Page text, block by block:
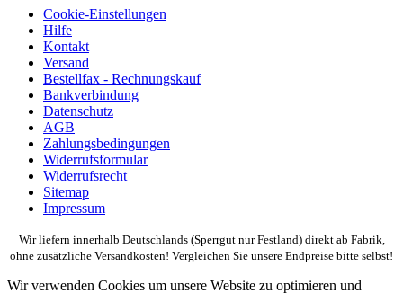
Cookie-Einstellungen
Hilfe
Kontakt
Versand
Bestellfax - Rechnungskauf
Bankverbindung
Datenschutz
AGB
Zahlungsbedingungen
Widerrufsformular
Widerrufsrecht
Sitemap
Impressum
Wir liefern innerhalb Deutschlands (Sperrgut nur Festland) direkt ab Fabrik,
ohne zusätzliche Versandkosten! Vergleichen Sie unsere Endpreise bitte selbst!
Wir verwenden Cookies um unsere Website zu optimieren und